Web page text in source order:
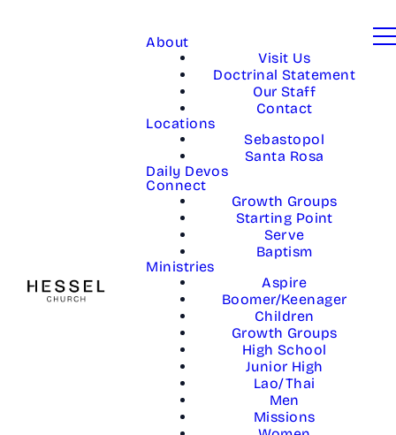
About
Visit Us
Doctrinal Statement
Our Staff
Contact
Locations
Sebastopol
Santa Rosa
Daily Devos
Connect
Growth Groups
Starting Point
Serve
Baptism
Ministries
Aspire
Boomer/Keenager
Children
Growth Groups
High School
Junior High
Lao/Thai
Men
Missions